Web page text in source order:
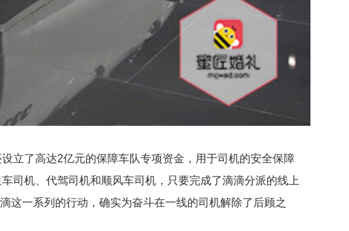
了高达2亿元的保障车队专项资金，用于司机的安全保障
司机、代驾司机和顺风车司机，只要完成了滴滴分派的线上
这一系列的行动，确实为奋斗在一线的司机解除了后顾之